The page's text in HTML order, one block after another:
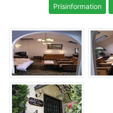
Prisinformation